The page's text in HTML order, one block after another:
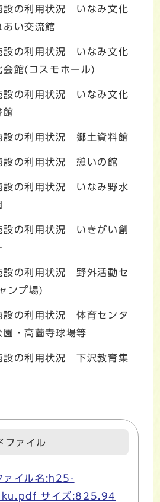
設の利用状況 いなみ文化
い交流館
設の利用状況 いなみ文化
館(コスモホール)
設の利用状況 いなみ文化
設の利用状況 郷土資料館
設の利用状況 憩いの館
設の利用状況 いなみ野水
設の利用状況 いきがい創
設の利用状況 野外活動セ
ンプ場)
設の利用状況 体育センタ
園・高薗寺球場等
設の利用状況 下沢教育集
ファイル
ァイル名:h25-
サイズ:825.94